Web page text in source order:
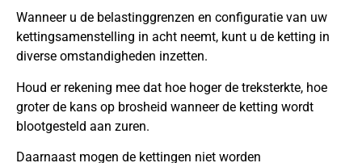
Wanneer u de belastinggrenzen en configuratie van uw
kettingsamenstelling in acht neemt, kunt u de ketting in
diverse omstandigheden inzetten.
Houd er rekening mee dat hoe hoger de treksterkte, hoe
groter de kans op brosheid wanneer de ketting wordt
blootgesteld aan zuren.
Daarnaast mogen de kettingen niet worden